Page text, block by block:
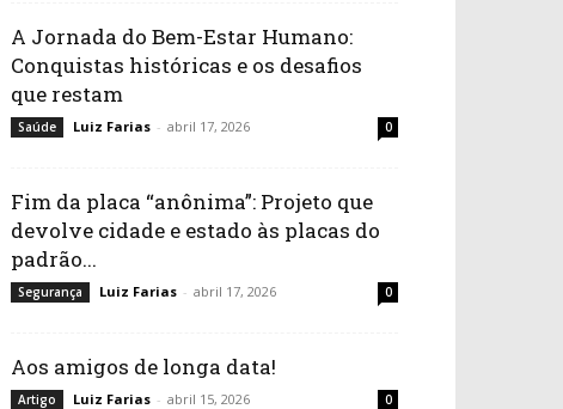
A Jornada do Bem-Estar Humano:
Conquistas históricas e os desafios
que restam
Saúde Luiz Farias - abril 17, 2026 0
Fim da placa “anônima”: Projeto que
devolve cidade e estado às placas do
padrão...
Segurança Luiz Farias - abril 17, 2026 0
Aos amigos de longa data!
Artigo Luiz Farias - abril 15, 2026 0